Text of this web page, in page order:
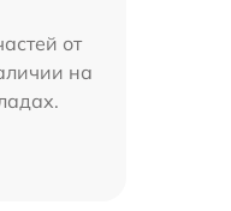
от
на